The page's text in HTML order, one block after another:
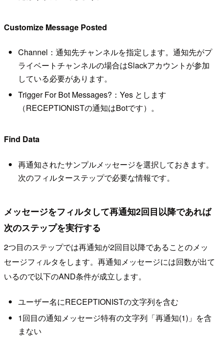
Customize Message Posted
Channel：通知先チャンネルを指定します。通知先がプ
ライベートチャンネルの場合はSlackアカウントが参加
している必要があります。
Trigger For Bot Messages?：Yes とします
（RECEPTIONISTの通知はBotです）。
Find Data
再通知されたサンプルメッセージを選択しておきます。
次のフィルターステップで必要な情報です。
メッセージをフィルタして再通知2回目以降であれば
次のステップを実行する
2つ目のステップでは再通知が2回目以降であることのメッ
セージフィルタをします。再通知メッセージには回数が出て
いるので以下のAND条件が成立します。
ユーザー名にRECEPTIONISTの文字列を含む
1回目の通知メッセージ特有の文字列「再通知(1)」を含
まない